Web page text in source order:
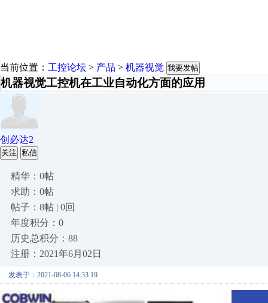
当前位置： 工控论坛 > 产品 > 机器视觉 我要发帖
机器视觉工控机在工业自动化方面的应用
创必达2
关注 私信
精华：0帖
求助：0帖
帖子：8帖 | 0回
年度积分：0
历史总积分：88
注册：2021年6月02日
发表于：2021-08-06 14:33:19